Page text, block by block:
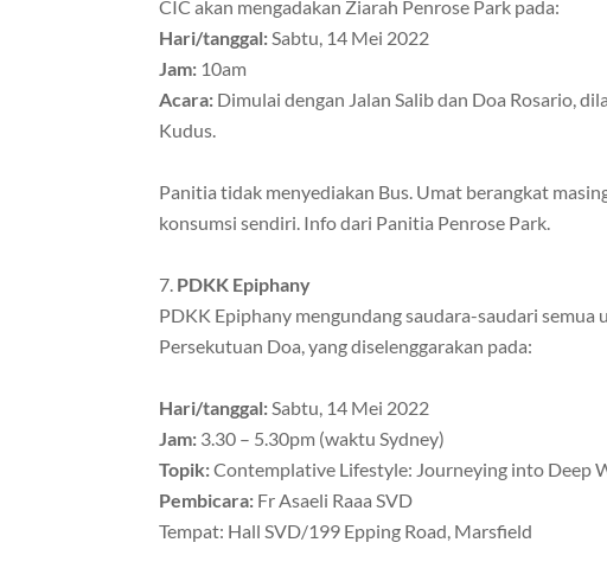
CIC akan mengadakan Ziarah Penrose Park pada:
Hari/tanggal:Sabtu, 14 Mei 2022
Jam: 10am
Acara: Dimulai dengan Jalan Salib dan Doa Rosario,
Kudus.
Panitia tidak menyediakan Bus. Umat berangkat
konsumsi sendiri. Info dari Panitia Penrose Park.
PDKK Epiphany
PDKK Epiphany mengundang saudara-saudari semua
Persekutuan Doa, yang diselenggarakan pada:
Hari/tanggal:Sabtu, 14 Mei 2022
Jam: 3.30 – 5.30pm (waktu Sydney)
Topik:Contemplative Lifestyle: Journeying into Deep
Pembicara: Fr Asaeli Raaa SVD
Tempat: Hall SVD/199 Epping Road, Marsfield